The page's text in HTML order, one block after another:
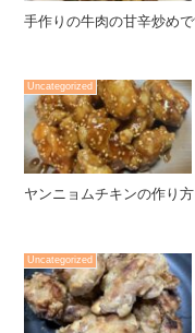
手作りの牛肉の甘辛炒め
Uncategorized
ヤンニョムチキンの作り
Uncategorized